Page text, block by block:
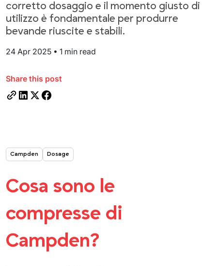
corretto dosaggio e il momento giusto di
utilizzo è fondamentale per produrre
bevande riuscite e stabili.
24 Apr 2025 • 1 min read
Share this post
Campden Dosage
Cosa sono le
compresse di
Campden?